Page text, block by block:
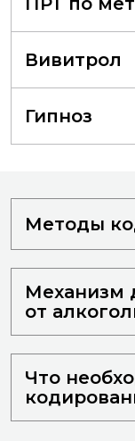
Вивитрол
Гипноз
Методы
Механизм
от
Что